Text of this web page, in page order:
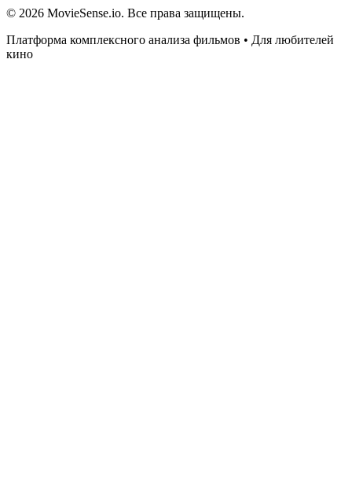
© 2026 MovieSense.io. Все права защищены.
Платформа комплексного анализа фильмов • Для любителей
кино